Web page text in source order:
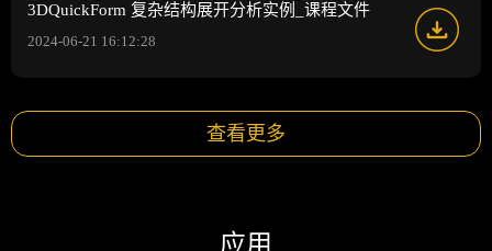
3DQuickForm 复杂结构展开分析实例_课程文件
2024-06-21 16:12:28
查看更多
应用